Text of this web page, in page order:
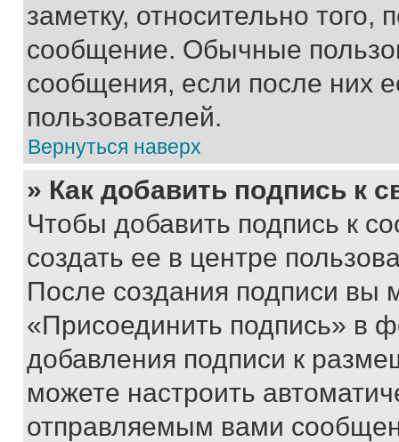
заметку, относительно
сообщение. Обычные
сообщения, если после них
пользователей.
Вернуться наверх
» Как добавить подпись к
Чтобы добавить подпись к
создать ее в центре
После создания подписи вы
«Присоединить подпись» в
добавления подписи к
можете настроить
отправляемым вами